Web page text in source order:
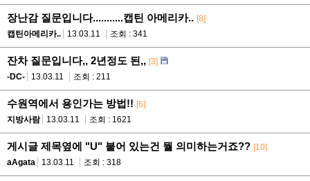
장난감 질문입니다...........캡틴 아메리카.. [8]
캡틴아메리카..
13.03.11 조회 : 341
잔차 질문입니다,, 2년정도 된,, [3]
-DC-
13.03.11 조회 : 211
수원역에서 용인가는 방법!! [6]
지방사람
13.03.11 조회 : 1621
게시글 제목옆에 "U" 붙어 있는건 뭘 의미하는거죠?? [10]
aAgata
13.03.11 조회 : 318